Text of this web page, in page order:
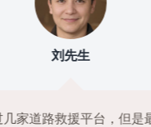
刘先生
家道路救援平台，但是